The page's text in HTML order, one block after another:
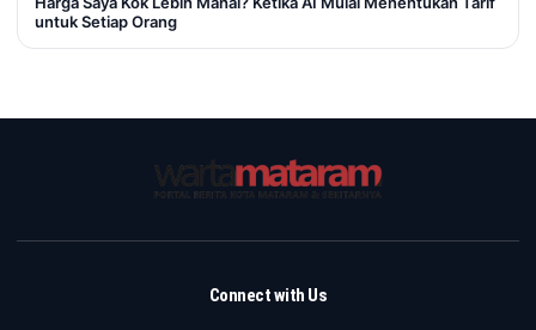
untuk Setiap Orang
Connect with Us